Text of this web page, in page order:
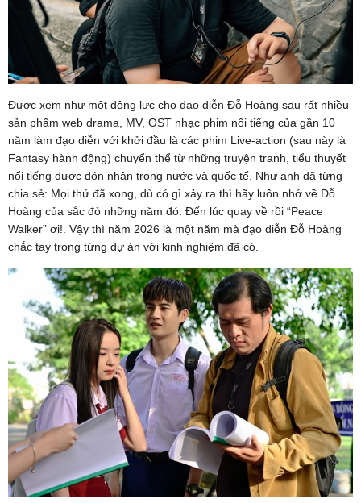
Được xem như một động lực cho đạo diễn Đỗ Hoàng sau rất nhiều
sản phẩm web drama, MV, OST nhạc phim nổi tiếng của gần 10
năm làm đạo diễn với khởi đầu là các phim Live-action (sau này là
Fantasy hành động) chuyển thể từ những truyện tranh, tiểu thuyết
nổi tiếng được đón nhận trong nước và quốc tế. Như anh đã từng
chia sẻ: Mọi thứ đã xong, dù có gì xảy ra thì hãy luôn nhớ về Đỗ
Hoàng của sắc đỏ những năm đó. Đến lúc quay về rồi “Peace
Walker” ơi!. Vậy thì năm 2026 là một năm mà đạo diễn Đỗ Hoàng
chắc tay trong từng dự án với kinh nghiệm đã có.